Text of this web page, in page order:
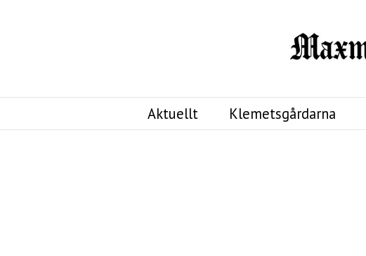
Aktuellt Klemetsgårdarna